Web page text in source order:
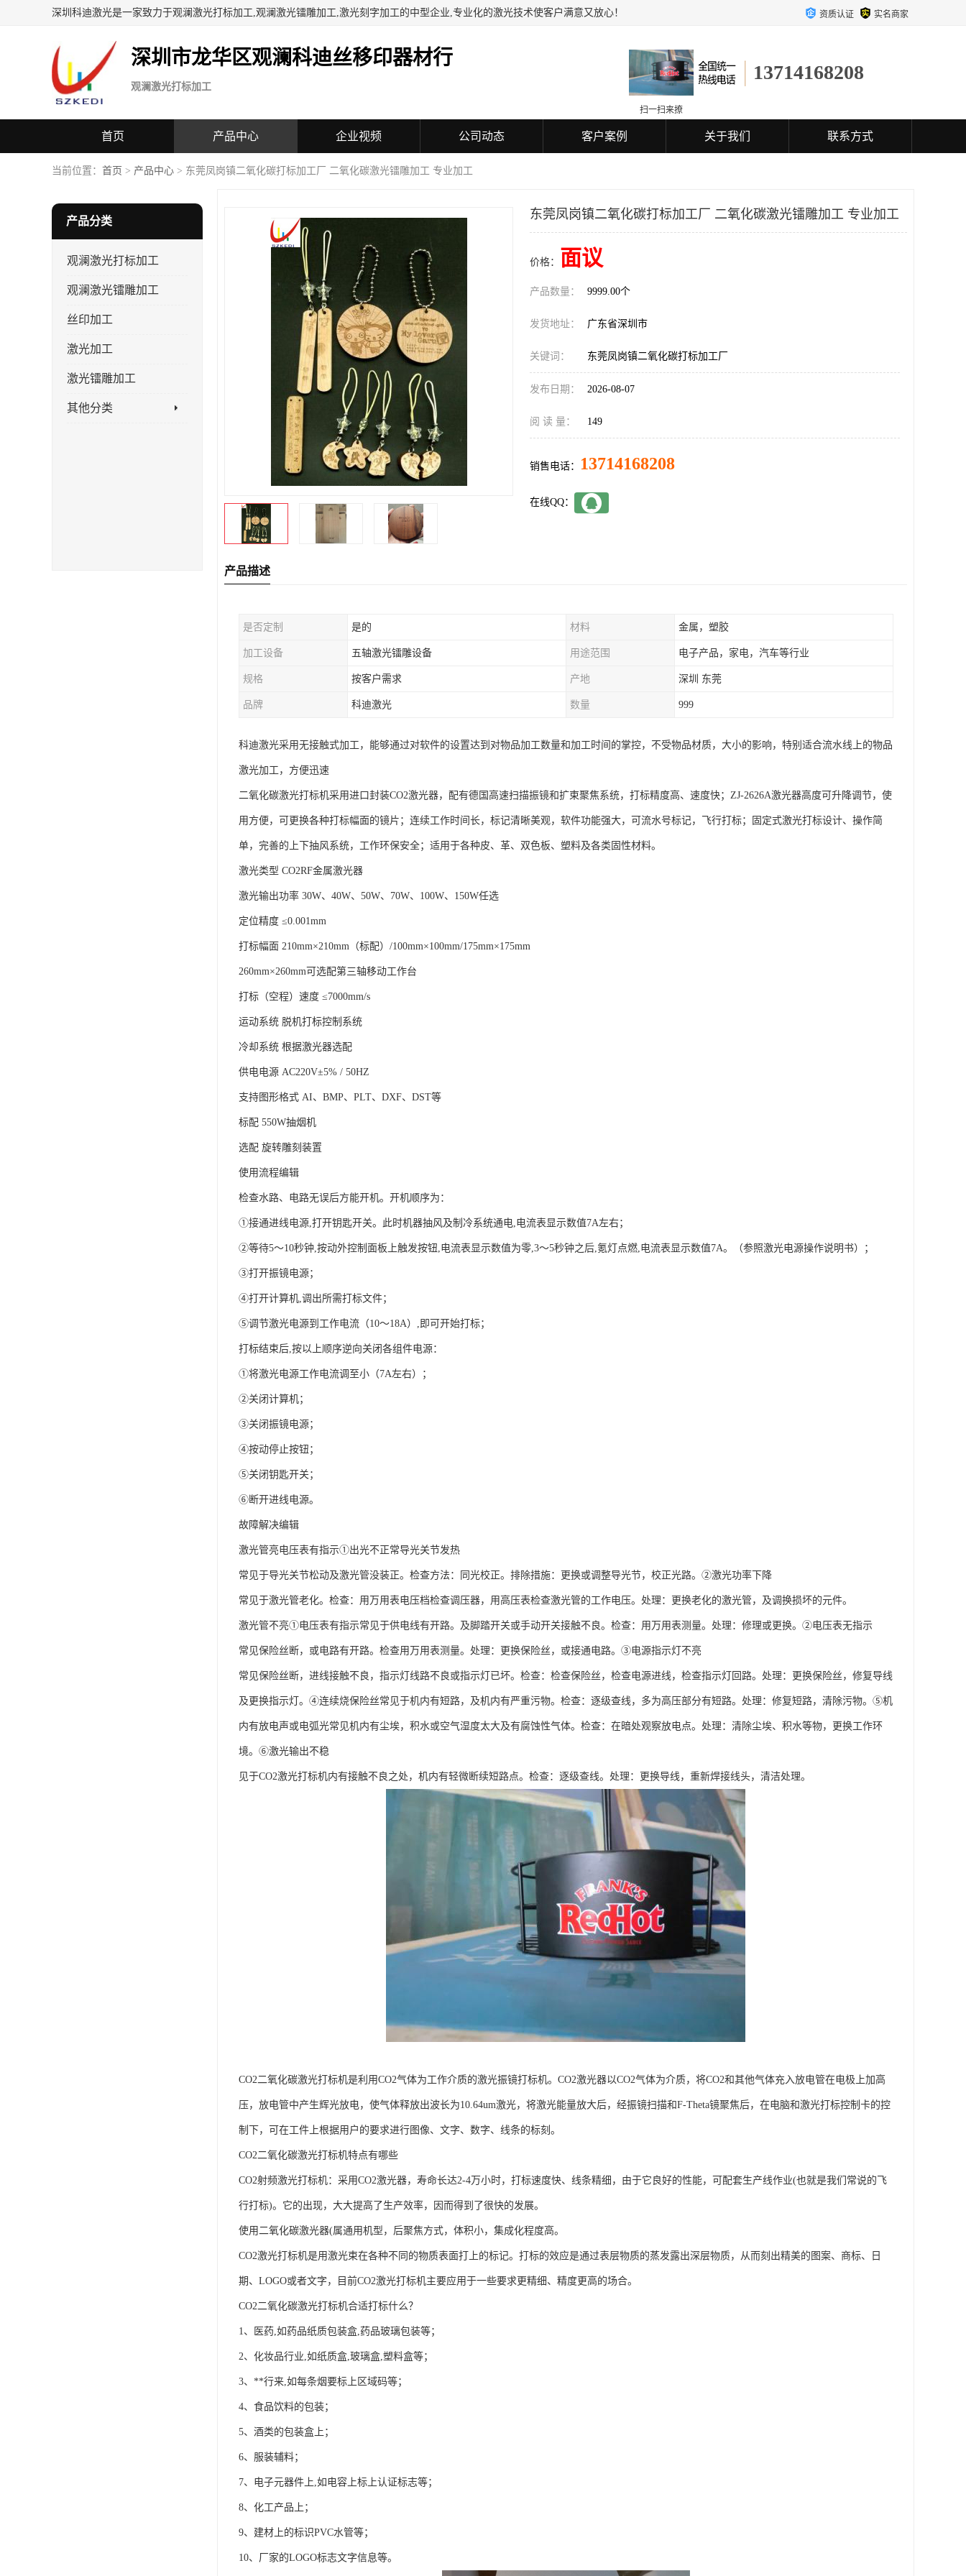
深圳科迪激光是一家致力于观澜激光打标加工,观澜激光镭雕加工,激光刻字加工的中型企业,专业化的激光技术使客户满意又放心！ 资质认证 实名商家
深圳市龙华区观澜科迪丝移印器材行
观澜激光打标加工
13714168208
扫一扫来撩
首页 产品中心 企业视频 公司动态 客户案例 关于我们 联系方式
当前位置： 首页 > 产品中心 > 东莞凤岗镇二氧化碳打标加工厂 二氧化碳激光镭雕加工 专业加工
产品分类
观澜激光打标加工
观澜激光镭雕加工
丝印加工
激光加工
激光镭雕加工
其他分类
东莞凤岗镇二氧化碳打标加工厂 二氧化碳激光镭雕加工 专业加工
价格： 面议
产品数量： 9999.00个
发货地址： 广东省深圳市
关键词： 东莞凤岗镇二氧化碳打标加工厂
发布日期： 2026-08-07
阅 读 量： 149
销售电话： 13714168208
在线QQ：
产品描述
是否定制 是的 材料 金属，塑胶
加工设备 五轴激光镭雕设备 用途范围 电子产品，家电，汽车等行业
规格 按客户需求 产地 深圳 东莞
品牌 科迪激光 数量 999
科迪激光采用无接触式加工，能够通过对软件的设置达到对物品加工数量和加工时间的掌控，不受物品材质，大小的影响，特别适合流水线上的物品
激光加工，方便迅速
二氧化碳激光打标机采用进口封装CO2激光器，配有德国高速扫描振镜和扩束聚焦系统，打标精度高、速度快；ZJ-2626A激光器高度可升降调节，使
用方便，可更换各种打标幅面的镜片；连续工作时间长，标记清晰美观，软件功能强大，可流水号标记，飞行打标；固定式激光打标设计、操作简
单，完善的上下抽风系统，工作环保安全；适用于各种皮、革、双色板、塑料及各类固性材料。
激光类型 CO2RF金属激光器
激光输出功率 30W、40W、50W、70W、100W、150W任选
定位精度 ≤0.001mm
打标幅面 210mm×210mm（标配）/100mm×100mm/175mm×175mm
260mm×260mm可选配第三轴移动工作台
打标（空程）速度 ≤7000mm/s
运动系统 脱机打标控制系统
冷却系统 根据激光器选配
供电电源 AC220V±5% / 50HZ
支持图形格式 AI、BMP、PLT、DXF、DST等
标配 550W抽烟机
选配 旋转雕刻装置
使用流程编辑
检查水路、电路无误后方能开机。开机顺序为：
①接通进线电源,打开钥匙开关。此时机器抽风及制冷系统通电,电流表显示数值7A左右；
②等待5～10秒钟,按动外控制面板上触发按钮,电流表显示数值为零,3～5秒钟之后,氪灯点燃,电流表显示数值7A。（参照激光电源操作说明书）；
③打开振镜电源；
④打开计算机,调出所需打标文件；
⑤调节激光电源到工作电流（10～18A）,即可开始打标；
打标结束后,按以上顺序逆向关闭各组件电源：
①将激光电源工作电流调至小（7A左右）；
②关闭计算机；
③关闭振镜电源；
④按动停止按钮；
⑤关闭钥匙开关；
⑥断开进线电源。
故障解决编辑
激光管亮电压表有指示①出光不正常导光关节发热
常见于导光关节松动及激光管没装正。检查方法：同光校正。排除措施：更换或调整导光节，校正光路。②激光功率下降
常见于激光管老化。检查：用万用表电压档检查调压器，用高压表检查激光管的工作电压。处理：更换老化的激光管，及调换损坏的元件。
激光管不亮①电压表有指示常见于供电线有开路。及脚踏开关或手动开关接触不良。检查：用万用表测量。处理：修理或更换。②电压表无指示
常见保险丝断，或电路有开路。检查用万用表测量。处理：更换保险丝，或接通电路。③电源指示灯不亮
常见保险丝断，进线接触不良，指示灯线路不良或指示灯已坏。检查：检查保险丝，检查电源进线，检查指示灯回路。处理：更换保险丝，修复导线
及更换指示灯。④连续烧保险丝常见于机内有短路，及机内有严重污物。检查：逐级查线，多为高压部分有短路。处理：修复短路，清除污物。⑤机
内有放电声或电弧光常见机内有尘埃，积水或空气湿度太大及有腐蚀性气体。检查：在暗处观察放电点。处理：清除尘埃、积水等物，更换工作环
境。⑥激光输出不稳
见于CO2激光打标机内有接触不良之处，机内有轻微断续短路点。检查：逐级查线。处理：更换导线，重新焊接线头，清洁处理。
CO2二氧化碳激光打标机是利用CO2气体为工作介质的激光振镜打标机。CO2激光器以CO2气体为介质，将CO2和其他气体充入放电管在电极上加高
压，放电管中产生辉光放电，使气体释放出波长为10.64um激光，将激光能量放大后，经振镜扫描和F-Theta镜聚焦后，在电脑和激光打标控制卡的控
制下，可在工件上根据用户的要求进行图像、文字、数字、线条的标刻。
CO2二氧化碳激光打标机特点有哪些
CO2射频激光打标机：采用CO2激光器，寿命长达2-4万小时，打标速度快、线条精细，由于它良好的性能，可配套生产线作业(也就是我们常说的飞
行打标)。它的出现，大大提高了生产效率，因而得到了很快的发展。
使用二氧化碳激光器(属通用机型，后聚焦方式，体积小，集成化程度高。
CO2激光打标机是用激光束在各种不同的物质表面打上的标记。打标的效应是通过表层物质的蒸发露出深层物质，从而刻出精美的图案、商标、日
期、LOGO或者文字，目前CO2激光打标机主要应用于一些要求更精细、精度更高的场合。
CO2二氧化碳激光打标机合适打标什么？
1、医药,如药品纸质包装盒,药品玻璃包装等；
2、化妆品行业,如纸质盒,玻璃盒,塑料盒等；
3、**行来,如每条烟要标上区域码等；
4、食品饮料的包装；
5、酒类的包装盒上；
6、服装辅料；
7、电子元器件上,如电容上标上认证标志等；
8、化工产品上；
9、建材上的标识PVC水管等；
10、厂家的LOGO标志文字信息等。